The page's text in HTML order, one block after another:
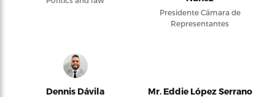
Presidente Cámara de
Representantes
Dennis Dávila Mr. Eddie López Serrano